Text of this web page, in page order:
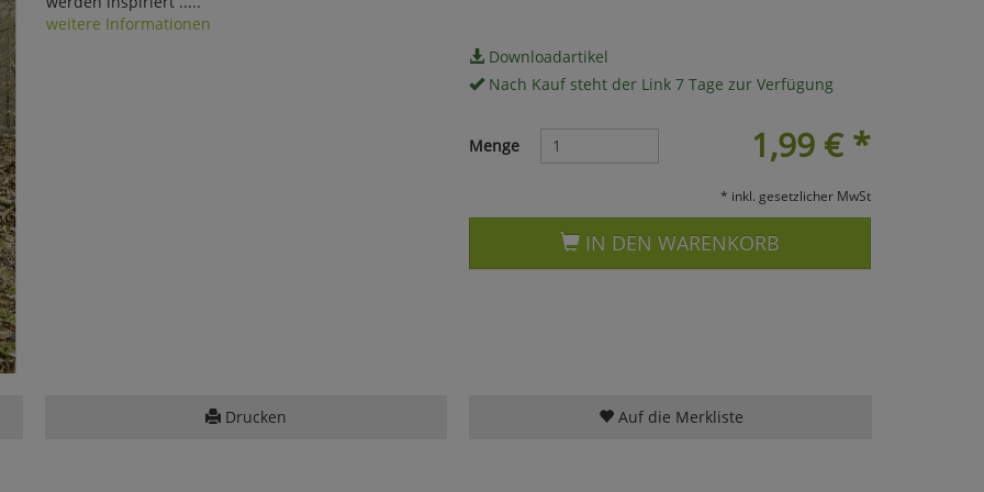
weitere Informationen
Downloadartikel
Nach Kauf steht der Link 7 Tage zur Verfügung
1,99 €*
Menge
* inkl. gesetzlicher MwSt
IN DEN WARENKORB
Drucken Auf die Merkliste